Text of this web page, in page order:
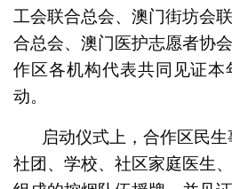
工会联合总会、澳门街坊会
合总会、澳门医护志愿者协
作区各机构代表共同见证本
动。
启动仪式上，合作区民
社团、学校、社区家庭医生